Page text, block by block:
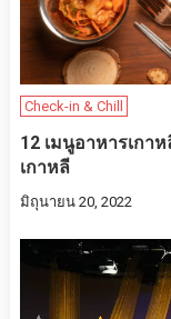
Check-in & Chill
12 เมนูอาหารเกา
เกาหลี
มิถุนายน 20, 2022